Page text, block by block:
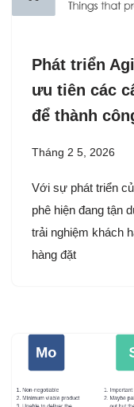
Phát triển
ưu tiên các
để thành
Tháng 2 5, 2026
Với sự phát triển
phê hiện đang tận
trải nghiệm khách
hàng đặt